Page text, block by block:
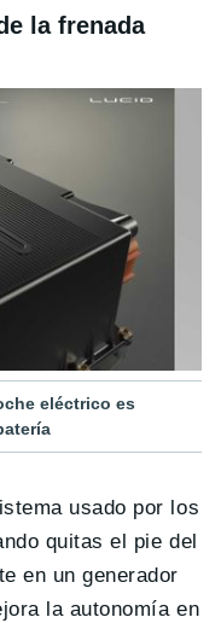
la frenada
eléctrico es
usado por los
quitas el pie del
en un generador
la autonomía en